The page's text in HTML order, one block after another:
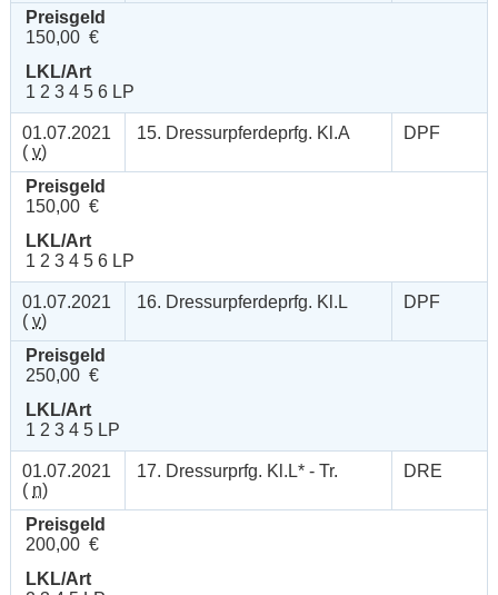
Preisgeld
150,00 €
LKL/Art
1 2 3 4 5 6 LP
01.07.2021
( v)
15. Dressurpferdeprfg. Kl.A DPF
Preisgeld
150,00 €
LKL/Art
1 2 3 4 5 6 LP
01.07.2021
( v)
16. Dressurpferdeprfg. Kl.L DPF
Preisgeld
250,00 €
LKL/Art
1 2 3 4 5 LP
01.07.2021
( n)
17. Dressurprfg. Kl.L* - Tr. DRE
Preisgeld
200,00 €
LKL/Art